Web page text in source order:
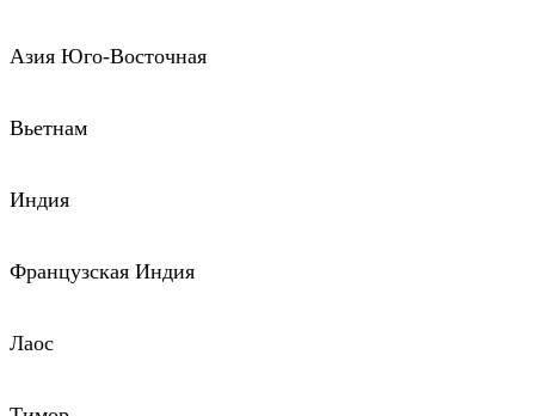
Азия Юго-Восточная
Вьетнам
Индия
Французская Индия
Лаос